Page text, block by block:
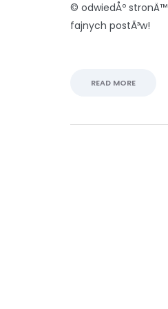
© odwiedÅº stronÄ™
fajnych postÃ³w!
READ MORE